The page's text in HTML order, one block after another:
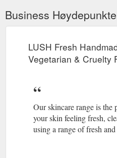
Business
LUSH Fresh
Vegetarian & Cruelty
Our skincare range is the
your skin feeling fresh,
using a range of fresh